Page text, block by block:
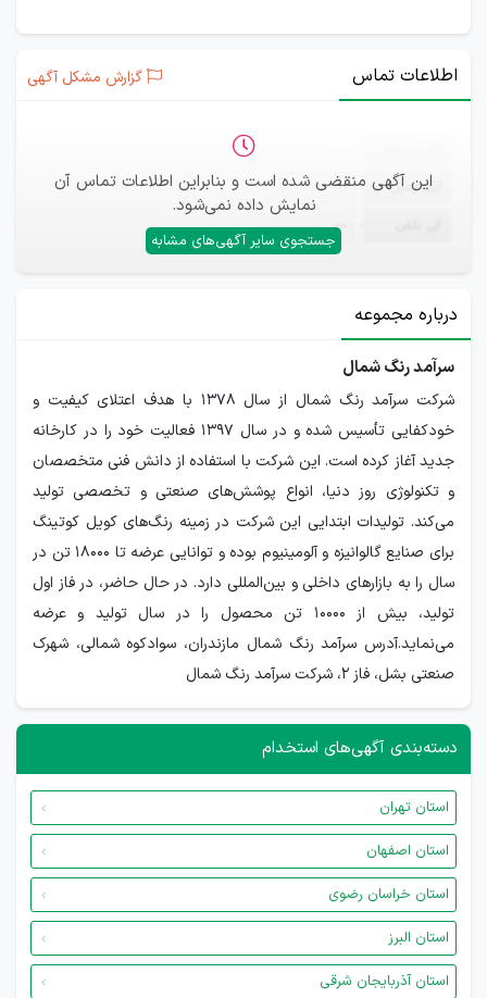
اطلاعات تماس گزارش مشکل آگهی
این آگهی منقضی شده است و بنابراین اطلاعات تماس آن
نمایش داده نمی‌شود.
جستجوی سایر آگهی‌های مشابه
ایمیل —
—
درباره مجموعه
سرآمد رنگ شمال
شرکت سرآمد رنگ شمال از سال 1378 با هدف اعتلای کیفیت و
خودکفایی تأسیس شده و در سال 1397 فعالیت خود را در کارخانه
جدید آغاز کرده است. این شرکت با استفاده از دانش فنی متخصصان
و تکنولوژی روز دنیا، انواع پوشش‌های صنعتی و تخصصی تولید
می‌کند. تولیدات ابتدایی این شرکت در زمینه رنگ‌های کویل کوتینگ
برای صنایع گالوانیزه و آلومینیوم بوده و توانایی عرضه تا 18000 تن در
سال را به بازارهای داخلی و بین‌المللی دارد. در حال حاضر، در فاز اول
تولید، بیش از 10000 تن محصول را در سال تولید و عرضه
می‌نماید.آدرس سرآمد رنگ شمال مازندران، سوادکوه شمالی، شهرک
صنعتی بشل، فاز 2، شرکت سرآمد رنگ شمال
دسته‌بندی آگهی‌های استخدام
استان تهران
استان اصفهان
استان خراسان رضوی
استان البرز
استان آذربایجان شرقی